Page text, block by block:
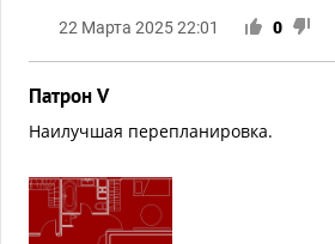
22 Марта 2025 22:01 0
Патрон V
Наилучшая перепланировка.